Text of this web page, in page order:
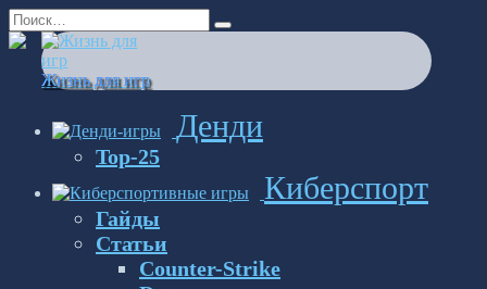
Перейти
к
содержанию
Search
for:
Жизнь для игр
Денди
Top-25
Киберспорт
Гайды
Статьи
Counter-Strike